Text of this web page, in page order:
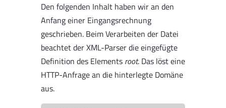
Den folgenden Inhalt haben wir an den
Anfang einer Eingangsrechnung
geschrieben. Beim Verarbeiten der Datei
beachtet der XML-Parser die eingefügte
Definition des Elements root. Das löst eine
HTTP-Anfrage an die hinterlegte Domäne
aus.